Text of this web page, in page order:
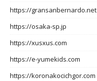
https://gransanbernardo.net
https://osaka-sp.jp
https://xusxus.com
https://e-yumekids.com
https://koronakocichgor.com